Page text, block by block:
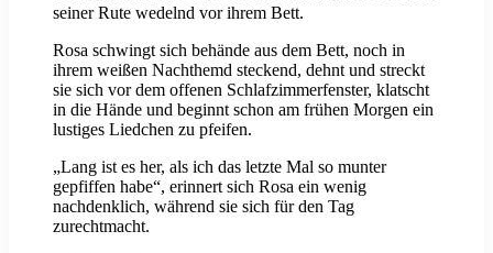
seiner Rute wedelnd vor ihrem Bett.
Rosa schwingt sich behände aus dem Bett, noch in
ihrem weißen Nachthemd steckend, dehnt und streckt
sie sich vor dem offenen Schlafzimmerfenster, klatscht
in die Hände und beginnt schon am frühen Morgen ein
lustiges Liedchen zu pfeifen.
„Lang ist es her, als ich das letzte Mal so munter
gepfiffen habe“, erinnert sich Rosa ein wenig
nachdenklich, während sie sich für den Tag
zurechtmacht.